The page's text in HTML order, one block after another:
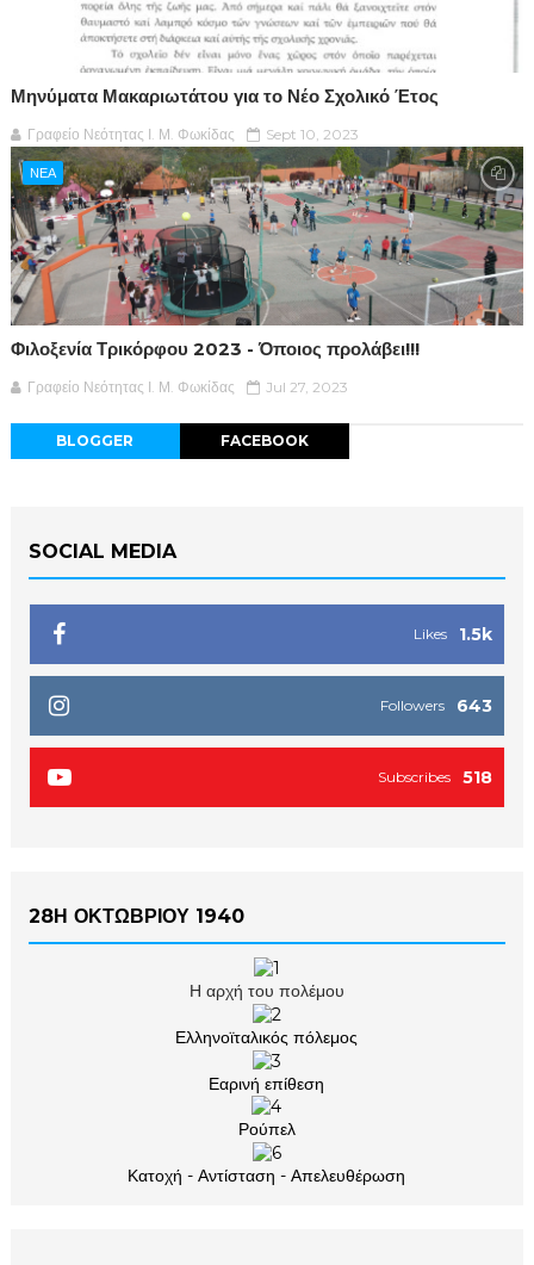
Μηνύματα Μακαριωτάτου για το Νέο Σχολικό Έτος
Γραφείο Νεότητας Ι. Μ. Φωκίδας Sept 10, 2023
ΝΕΑ
Φιλοξενία Τρικόρφου 2023 - Όποιος προλάβει!!!
Γραφείο Νεότητας Ι. Μ. Φωκίδας Jul 27, 2023
BLOGGER FACEBOOK
SOCIAL MEDIA
1.5k
Likes
643
Followers
518
Subscribes
28Η ΟΚΤΩΒΡΙΟΥ 1940
Η αρχή του πολέμου
Ελληνοϊταλικός πόλεμος
Εαρινή επίθεση
Ρούπελ
Κατοχή - Αντίσταση - Απελευθέρωση